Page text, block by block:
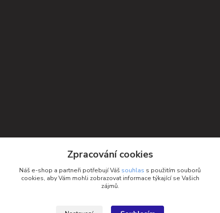
+420 732 552 122
Zpracování cookies
Náš e-shop a partneři potřebují Váš souhlas s použitím souborů
cookies, aby Vám mohli zobrazovat informace týkající se Vašich
zájmů.